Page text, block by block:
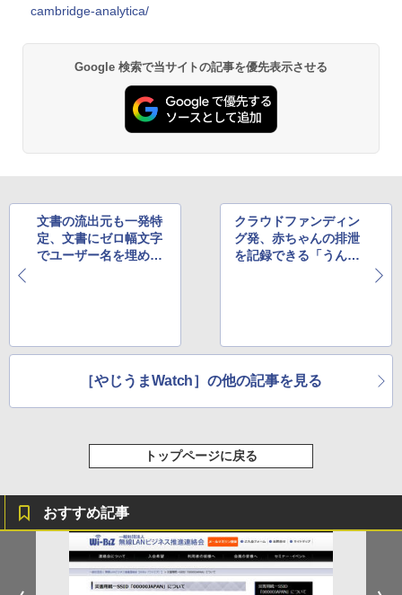
cambridge-analytica/
Google 検索で当サイトの記事を優先表示させる
文書の流出元も一発特
定、文書にゼロ幅文字
でユーザー名を埋め込
クラウドファンディン
グ発、赤ちゃんの排泄
を記録できる「うんこ
［やじうまWatch］の他の記事を見る
トップページに戻る
おすすめ記事